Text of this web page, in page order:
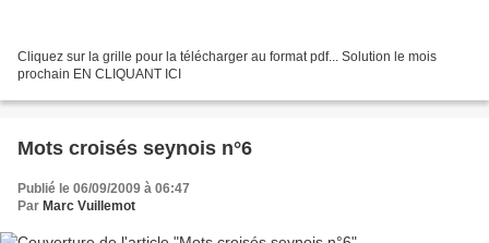
Cliquez sur la grille pour la télécharger au format pdf... Solution le mois
prochain EN CLIQUANT ICI
Mots croisés seynois n°6
Publié le 06/09/2009 à 06:47
Par Marc Vuillemot